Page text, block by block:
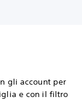
gli account per
e con il filtro